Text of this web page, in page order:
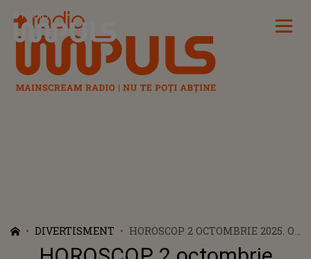
Radio Impuls
DIVERTISMENT
HOROSCOP 2 OCTOMBRIE 2025. O
ZODIE PLÂNGE ÎN TĂCERE!